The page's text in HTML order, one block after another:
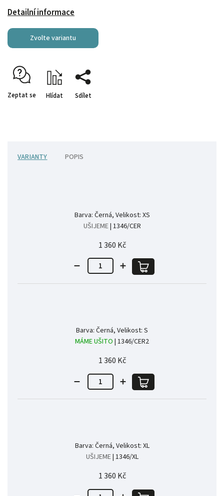
Detailní informace
Zvolte variantu
Zeptat se Hlídat Sdílet
VARIANTY POPIS
Barva: Černá, Velikost: XS
UŠIJEME| 1346/CER
1 360 Kč
Barva: Černá, Velikost: S
MÁME UŠITO | 1346/CER2
1 360 Kč
Barva: Černá, Velikost: XL
UŠIJEME| 1346/XL
1 360 Kč